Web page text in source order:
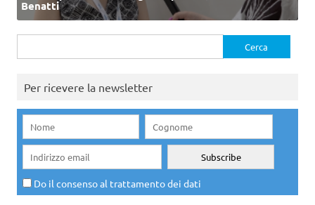
Benatti
per:
Per ricevere la newsletter
Do il consenso al trattamento dei dati